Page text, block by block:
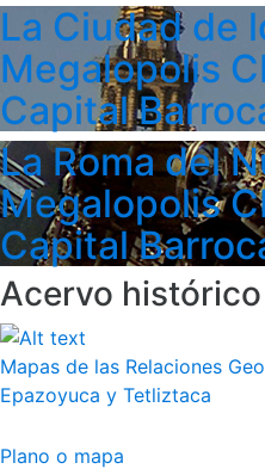
La Ciudad de
Megalopolis
Capital
La Roma del
Megalopolis
Capital
Acervo histórico
Mapas de las Relaciones
Epazoyuca y Tetliztaca
Plano o mapa